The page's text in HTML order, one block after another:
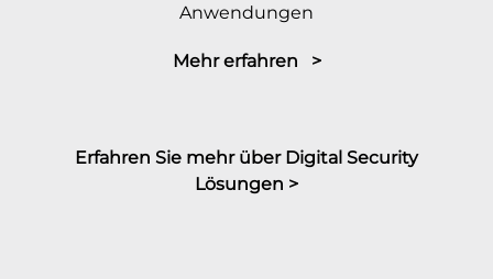
Anwendungen
Mehr erfahren >
Erfahren Sie mehr über Digital Security
Lösungen >